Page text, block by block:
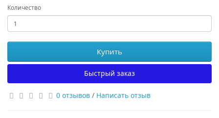
Количество
Купить
Быстрый заказ
0 отзывов / Написать отзыв